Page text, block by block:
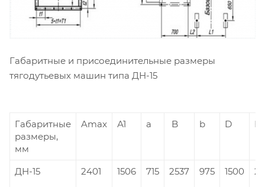
Габаритные и присоединительные размеры
тягодутьевых машин типа ДН-15
Габаритные
размеры,
мм
Amax А1 а B b D H
ДН-15 2401 1506 715 2537 975 1500